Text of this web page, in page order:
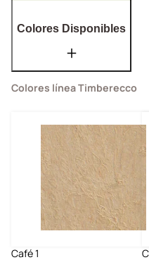
Colores Disponibles
Colores línea Timberecco
Café 1